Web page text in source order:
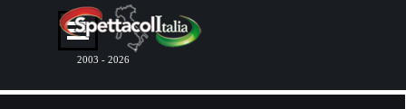
Vai ai contenuti
Salta menù
2003 - 2026